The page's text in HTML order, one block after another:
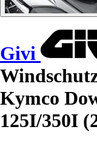
Givi
Kymco
125I/350I